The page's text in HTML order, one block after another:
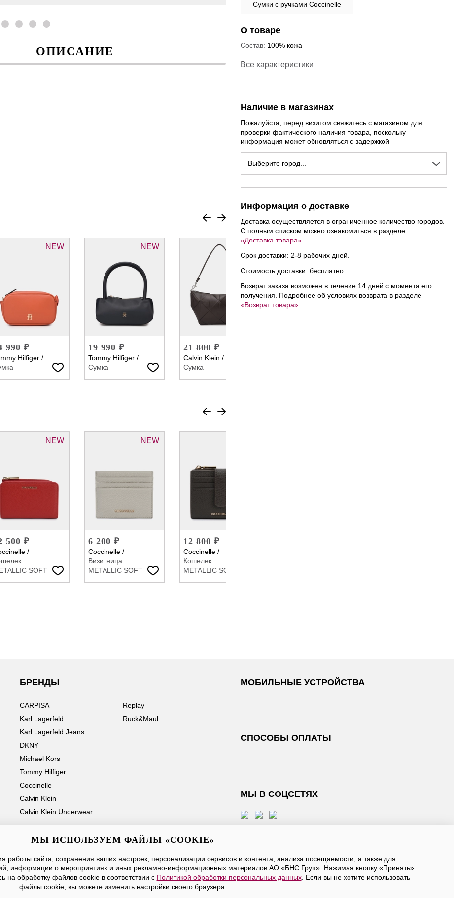
ОПИСАНИЕ
NEW
990 ₽
Hilfiger /
NEW
19 990 ₽
Tommy Hilfiger /
Сумка
NEW
21 800 ₽
Calvin Klein /
Сумка
NEW
500 ₽
/
SOFT
NEW
6 200 ₽
Coccinelle /
Визитница
METALLIC SOFT
12 800 ₽
Coccinelle /
Кошелек
METALLIC SOFT
Сумки с ручками Coccinelle
О товаре
Состав: 100% кожа
Все характеристики
Наличие в магазинах
Пожалуйста, перед визитом свяжитесь с магазином для
проверки фактического наличия товара, поскольку
информация может обновляться с задержкой
Выберите город...
Информация о доставке
Доставка осуществляется в ограниченное количество городов.
С полным списком можно ознакомиться в разделе
«Доставка товара»
Срок доставки: 2-8 рабочих дней.
Стоимость доставки: бесплатно.
Возврат заказа возможен в течение 14 дней с момента его
получения. Подробнее об условиях возврата в разделе
«Возврат товара»
БРЕНДЫ
CARPISA
Karl Lagerfeld
Karl Lagerfeld Jeans
DKNY
Michael Kors
Tommy Hilfiger
Coccinelle
Calvin Klein
Calvin Klein Underwear
Replay
Ruck&Maul
МОБИЛЬНЫЕ УСТРОЙСТВА
СПОСОБЫ ОПЛАТЫ
МЫ В СОЦСЕТЯХ
Ваше имя Email
Нажимая на кнопку «Отправить», вы принимаете условияПубличной оферты, даетесогласие на обработку персональных данных
МЫ ИСПОЛЬЗУЕМ ФАЙЛЫ «COOKIE»
сайта, сохранения ваших настроек, персонализации сервисов и контента, анализа посещаемости, а также для
информации о мероприятиях и иных рекламно-информационных материалов АО «БНС Груп». Нажимая кнопку «Принять»
на обработку файлов cookie в соответствии с Политикой обработки персональных данных. Если вы не хотите использовать
файлы cookie, вы можете изменить настройки своего браузера.